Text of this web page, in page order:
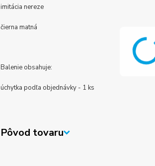
imitácia nereze
čierna matná
Balenie obsahuje:
úchytka podľa objednávky - 1 ks
Pôvod tovaru